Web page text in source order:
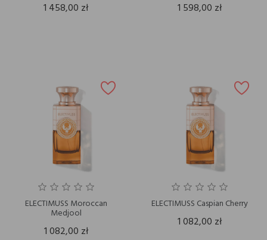
1 458,00 zł 1 598,00 zł
ELECTIMUSS Moroccan
Medjool
1 082,00 zł
ELECTIMUSS Caspian Cherry
1 082,00 zł